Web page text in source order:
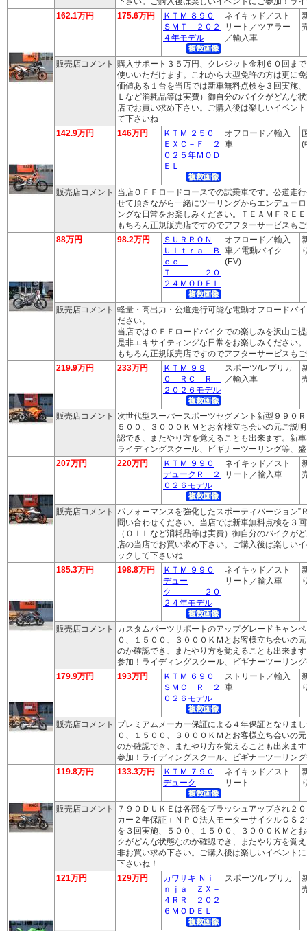
162.1万円
175.6万円
ＫＴＭ ８９０
ＳＭＴ ２０２
４年モデル
ネイキッド／スト
リート／ツアラー
／輸入車
販売店コメント 購入サポート３５万円、クレジット金利６０回ま
使いいただけます。これから大型免許の方は更に
価値ある１台を当店では新車無料点検を３回実施
Ｌなど消耗品等は実費）御自分のバイクがどんな
店でお買い求め下さい。ご購入後は楽しいイベン
て下さいね
142.9万円
146万円
ＫＴＭ ２５０
ＥＸＣ－Ｆ ２
０２５年ＭＯＤ
ＥＬ
オフロード／輸入
車
(
販売店コメント
当店ＯＦＦロードコースでの試乗車です。公道走
せて頂きながら一緒にツーリングからエンデュー
ングな日常をお楽しみください。ＴＥＡＭＦＲＥ
もちろん正規販売店ですのでアフターサービスも
88万円
98.2万円
ＳＵＲＲＯＮ
Ｕｌｔｒａ Ｂ
ｅｅ
Ｔ ２０
２４ＭＯＤＥＬ
オフロード／輸入
車／電動バイク
(EV)
販売店コメント 軽量・高出力・公道走行可能な電動オフロードバ
ださい。
当店ではＯＦＦロードバイクでの楽しみを沢山ご
是非エキサイティングな日常をお楽しみください
もちろん正規販売店ですのでアフターサービスも
219.9万円
233万円
ＫＴＭ ９９
０ ＲＣ Ｒ
２０２６モデル
スポーツ/レプリカ
／輸入車
販売店コメント
次世代型スーパースポーツセグメント新型９９０
５００、３０００ＫＭとお客様立ち会いの元ご説
認でき、またやり方を覚えることも出来ます。新
ライディングスクール、ビギナーツーリング等、
207万円
220万円
ＫＴＭ ９９０
デュークＲ ２
０２６モデル
ネイキッド／スト
リート／輸入車
販売店コメント パフォーマンスを強化したスポーティバージョン
問い合わせください。当店では新車無料点検を３
（ＯＩＬなど消耗品等は実費）御自分のバイクが
店の当店でお買い求め下さい。ご購入後は楽しい
ックして下さいね
185.3万円
198.8万円
ＫＴＭ ９９０
デュー
ク ２０
２４年モデル
ネイキッド／スト
リート／輸入車
販売店コメント
カスタムパーツサポートのアップグレードキャン
０、１５００、３０００ＫＭとお客様立ち会いの
のか確認でき、またやり方を覚えることも出来ま
参加！ライディングスクール、ビギナーツーリン
179.9万円
193万円
ＫＴＭ ６９０
ＳＭＣ Ｒ ２
０２６モデル
ストリート／輸入
車
販売店コメント
プレミアムメーカー保証による４年保証となりま
０、１５００、３０００ＫＭとお客様立ち会いの
のか確認でき、またやり方を覚えることも出来ま
参加！ライディングスクール、ビギナーツーリン
119.8万円
133.3万円
ＫＴＭ ７９０
デューク
ネイキッド／スト
リート
販売店コメント
７９０ＤＵＫＥは各部をブラッシュアップされ２
カー２年保証＋ＮＰＯ法人モーターサイクルＣＳ
を３回実施、５００、１５００、３０００ＫＭと
クがどんな状態なのか確認でき、またやり方を覚
非お買い求め下さい。ご購入後は楽しいイベント
下さいね！
121万円
129万円
カワサキ Ｎｉ
ｎｊａ ＺＸ－
４ＲＲ ２０２
６ＭＯＤＥＬ
スポーツ/レプリカ